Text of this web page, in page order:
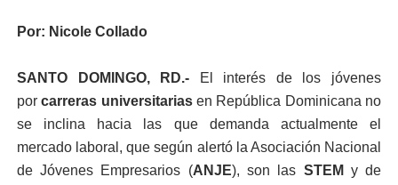
Por: Nicole Collado
SANTO DOMINGO, RD.- El interés de los jóvenes
porcarreras universitariasen República Dominicana no
se inclina hacia las que demanda actualmente el
mercado laboral, que según alertó la Asociación Nacional
de Jóvenes Empresarios (ANJE), son las STEM y de